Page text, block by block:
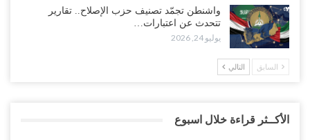
واشنطن تجمّد تصنيف حزب الإصلاح.. تقارير
تتحدث عن اعتبارات…
يوليو 24, 2026
السابق التالي
الأكــثر قراءة خلال اسبوع